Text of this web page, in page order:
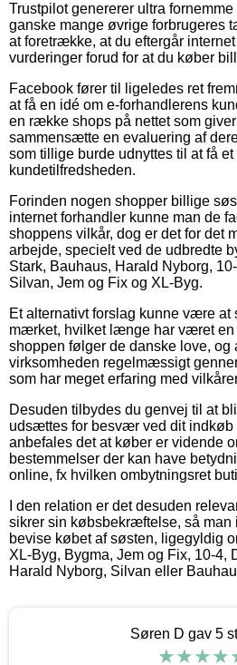
Trustpilot genererer ultra
ganske mange øvrige forbrugeres
at foretrække, at du eftergår
vurderinger forud for at du køber
Facebook fører til ligeledes ret
at få en idé om e-forhandlerens
en række shops på nettet som
sammensætte en evaluering af
som tillige burde udnyttes til at få
kundetilfredsheden.
Forinden nogen shopper billige
internet forhandler kunne man de
shoppens vilkår, dog er det for det
arbejde, specielt ved de udbredte
Stark, Bauhaus, Harald Nyborg,
Silvan, Jem og Fix og XL-Byg.
Et alternativt forslag kunne være at
mærket, hvilket længe har været en
shoppen følger de danske love, og
virksomheden regelmæssigt
som har meget erfaring med
Desuden tilbydes du genvej til at
udsættes for besvær ved dit indkøb
anbefales det at køber er vidende
bestemmelser der kan have
online, fx hvilken ombytningsret
I den relation er det desuden
sikrer sin købsbekræftelse, så man
bevise købet af søsten, ligegyldig
XL-Byg, Bygma, Jem og Fix, 10-4,
Harald Nyborg, Silvan eller
Søren D gav 5